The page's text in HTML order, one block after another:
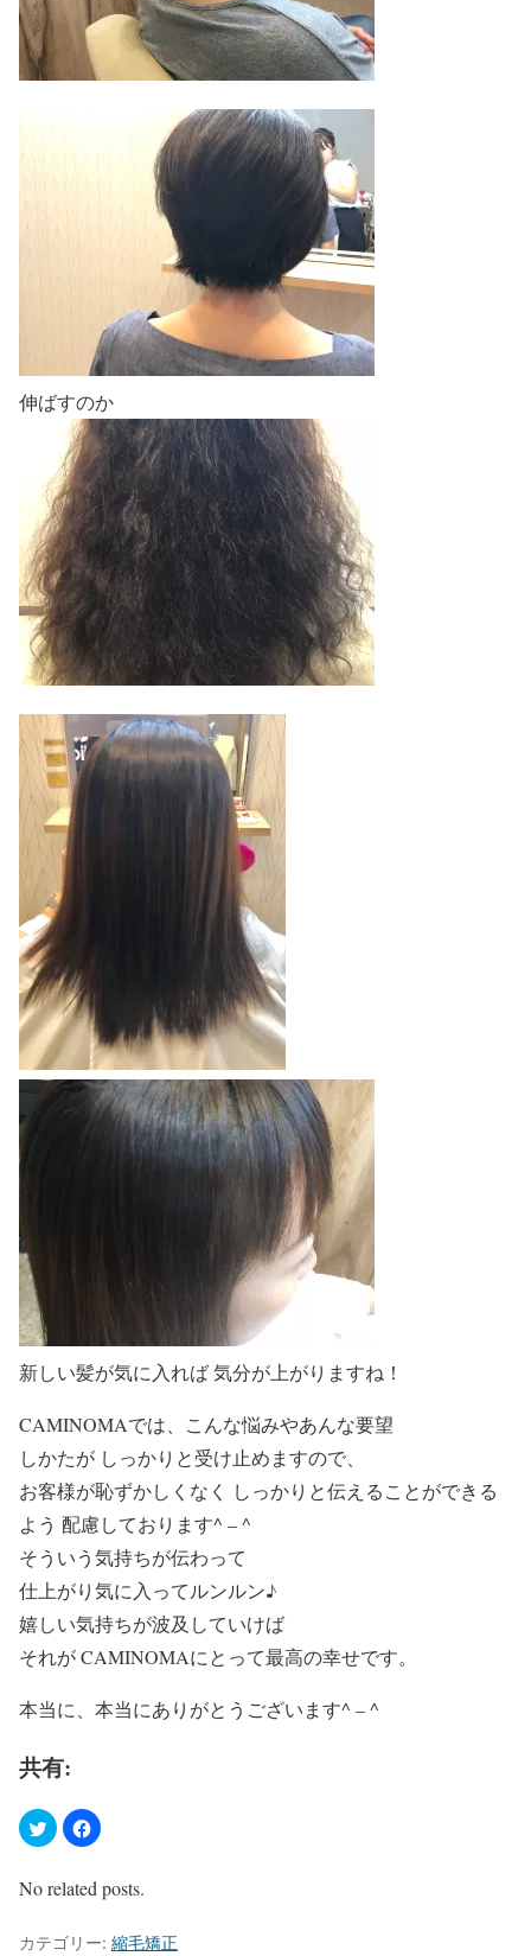
伸ばすのか
新しい髪が気に入れば 気分が上がりますね！
CAMINOMAでは、こんな悩みやあんな要望
しかたが しっかりと受け止めますので、
お客様が恥ずかしくなく しっかりと伝えることができる
よう 配慮しております^ – ^
そういう気持ちが伝わって
仕上がり気に入ってルンルン♪
嬉しい気持ちが波及していけば
それが CAMINOMAにとって最高の幸せです。
本当に、本当にありがとうございます^ – ^
共有:
No related posts.
カテゴリー: 縮毛矯正